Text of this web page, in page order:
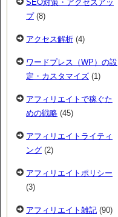
SEO対策・アクセスアッ
プ(8)
アクセス解析 (4)
ワードプレス（WP）の設
定・カスタマイズ (1)
アフィリエイトで稼ぐた
めの戦略 (45)
アフィリエイトライティ
ング (2)
アフィリエイトポリシー
(3)
アフィリエイト雑記 (90)